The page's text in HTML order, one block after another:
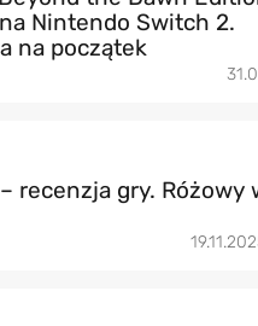
Nintendo Switch 2.
na początek
recenzja gry. Różowy